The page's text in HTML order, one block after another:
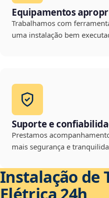
Equipamentos
Trabalhamos com
uma instalação bem
Suporte e
Prestamos
mais segurança e
Instalação de